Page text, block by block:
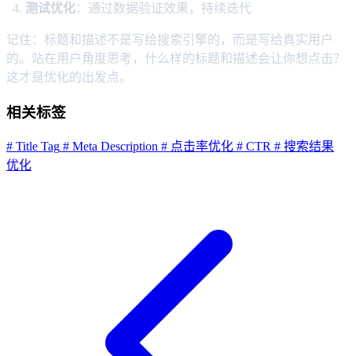
测试优化：通过数据验证效果，持续迭代
记住：标题和描述不是写给搜索引擎的，而是写给真实用户
的。站在用户角度思考，什么样的标题和描述会让你想点击？
这才是优化的出发点。
相关标签
# Title Tag # Meta Description # 点击率优化 # CTR # 搜索结果
优化